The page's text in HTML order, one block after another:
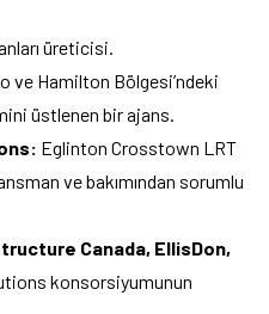
üreticisi.
ve Hamilton Bölgesi’ndeki
üstlenen bir ajans.
Eglinton Crosstown LRT
ve bakımından sorumlu
Canada, EllisDon,
konsorsiyumunun